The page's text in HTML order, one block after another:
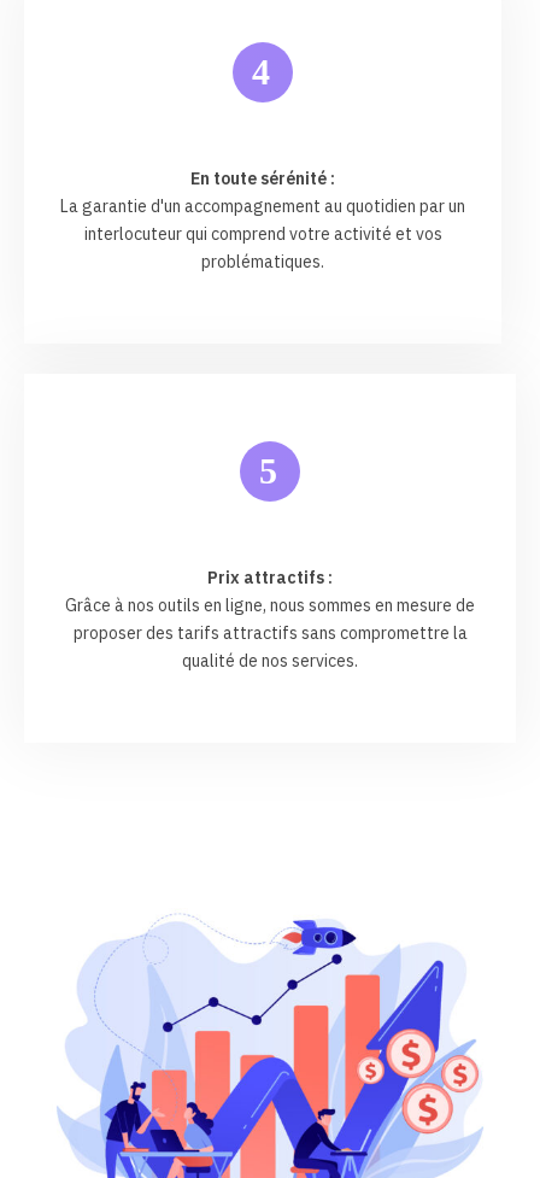
4
En toute sérénité :
La garantie d'un accompagnement au quotidien par un
interlocuteur qui comprend votre activité et vos
problématiques.
5
Prix attractifs :
Grâce à nos outils en ligne, nous sommes en mesure de
proposer des tarifs attractifs sans compromettre la
qualité de nos services.